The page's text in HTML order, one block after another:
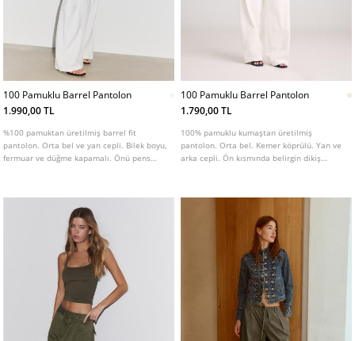
100 Pamuklu Barrel Pantolon
1.990,00 TL
%100 pamuktan üretilmiş barrel fit
pantolon. Orta bel ve yan cepli. Bilek boyu,
fermuar ve düğme kapamalı. Önü pens
100 Pamuklu Barrel Pantolon
1.790,00 TL
100% pamuklu kumaştan üretilmiş
pantolon. Orta bel. Kemer köprülü. Yan ve
arka cepli. Ön kısmında belirgin dikiş